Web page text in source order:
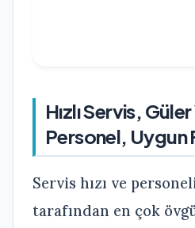
Hızlı Servis,
Personel, Uygun
Servis hızı ve
tarafından en çok